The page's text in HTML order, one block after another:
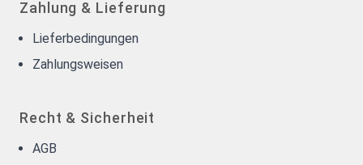
Zahlung & Lieferung
Lieferbedingungen
Zahlungsweisen
Recht & Sicherheit
AGB